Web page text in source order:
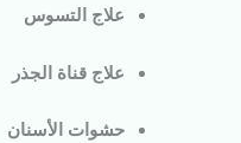
علاج التسوس
علاج قناة الجذر
حشوات الأسنان